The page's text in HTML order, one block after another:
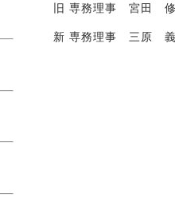
旧 専務理事 宮田
新 専務理事 三原